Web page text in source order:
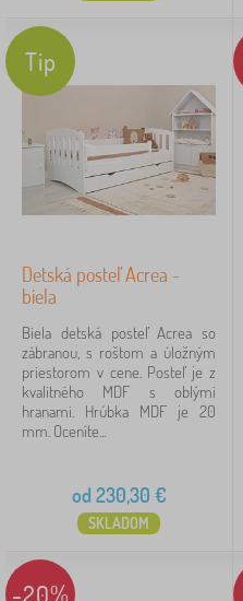
Tip
Detská posteľ Acrea -
biela
Biela detská posteľ Acrea so
zábranou, s roštom a úložným
priestorom v cene. Posteľ je z
kvalitného MDF s oblými
hranami. Hrúbka MDF je 20
mm. Oceníte...
od 230,30 €
SKLADOM
-20%